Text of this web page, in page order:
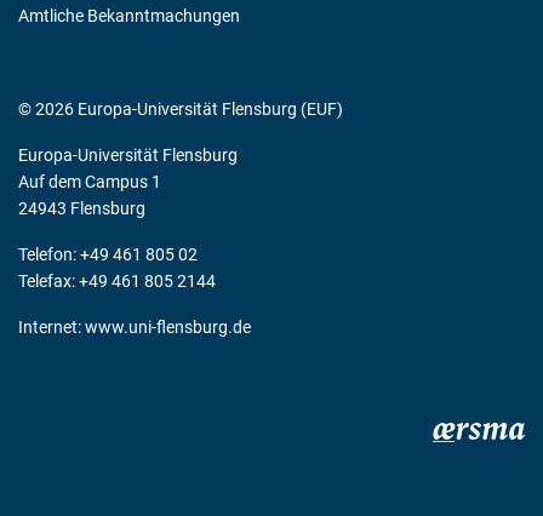
Amtliche Bekanntmachungen
© 2026 Europa-Universität Flensburg (EUF)
Europa-Universität Flensburg
Auf dem Campus 1
24943 Flensburg
Telefon: +49 461 805 02
Telefax: +49 461 805 2144
Internet:www.uni-flensburg.de